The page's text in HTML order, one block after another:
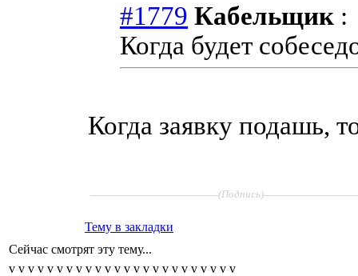
#1779 Кабельщик :
Когда будет
Когда заявку подашь,
(Подпись)
Тему в закладки
Сейчас смотрят эту тему...
v v v v v v v v v v v v v v v v v v v v v v v v